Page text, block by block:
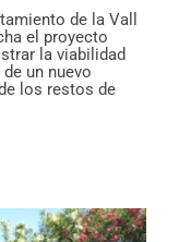
de la Vall
el proyecto
la viabilidad
un nuevo
los restos de